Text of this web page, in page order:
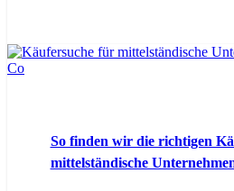
So finden wir die richtigen
mittelständische